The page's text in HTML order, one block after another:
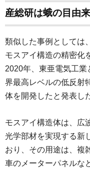
産総研は蛾の目由
類似した事例としては
モスアイ構造の精密化
2020年、東亜電気工
界最高レベルの低反射
体を開発したと発表し
モスアイ構造体は、広
光学部材を実現する新
おり、その用途は、複
車のメーターパネルな